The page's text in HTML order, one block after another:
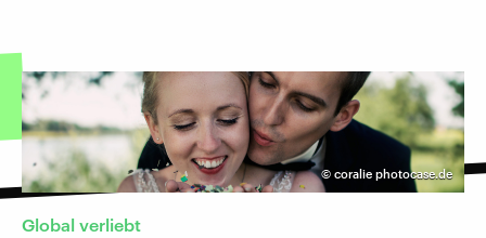
© coralie photocase.de
Global verliebt